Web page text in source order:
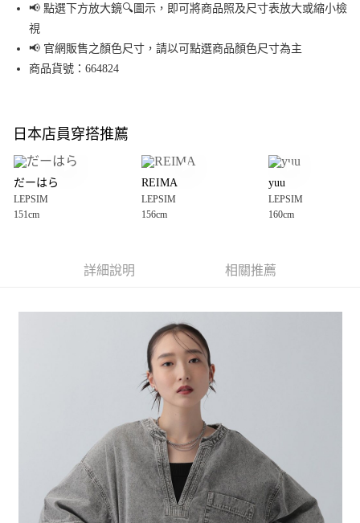
Apple Pay
街口支付
悠遊付
全盈+PAY
大哥付你分期
【大哥付你分期使用說明】
1.本服務由台灣大哥大提供，台灣大哥大用戶可立即使用無須另外申請。
2.付款方式選擇「大哥付你分期」，訂單成立後會自動跳轉到大哥付的交易
3.實際核准額度、可分期數及費用金額請依後續交易確認頁面所載為準。
4.訂單成立30分鐘內，如未前往確認交易或遇審核未通過，訂單將自動取
1.分期款項不併入電信帳單，「大哥付你分期」於每月結算日後寄送繳費提
2.透過簡訊連結打開帳單後，可選擇「超商條碼／台灣大直營門市／銀行轉
帳／街口支付／iPASS MONEY」等通路繳費。
1.本服務係由「台灣大哥大股份有限公司」（以下簡稱本公司）所提供，讓
用戶於交易時，得透過本服務購買商品或服務，並由商店將買賣／分期付款
買賣價金債權讓與本公司後，依約使用本公司帳單繳交帳款。
2.基於同意付款使用「大哥付你分期」之契約關係目的，商店將以您的個人
資料（包含姓名、電話或地址）提供予台灣大哥大進項蒐集、處理及利用，
由本公司與您本人進行分期帳單所需資料之確認、核對及更正。
3.完整用戶服務條款，請詳閱以下連結： https://oppay.tw/userRule
AFTEE先享後付
３．安心：先確認商品／服務後，再付款。
【「AFTEE先享後付」結帳流程】
１．於結帳方式選擇「AFTEE先享後付」後，將跳轉至「AFTEE先享後付」
結帳頁面，進行簡訊認證並確認金額後，即可完成結帳。
２．訂單成立數日內，您將收到繳費通知簡訊。
３．收到繳費通知簡訊後14天內，點擊此簡訊中的連結，可透過四大超商／
ATM／網路銀行／等多元方式進行付款，方視為交易完成。
※ 請注意：結帳手續完成當下不需立刻繳費，但若您需要取消訂單，請聯絡
購買商品的店家。未經商家同意取消之訂單仍視為有效，需透過AFTEE先享
後付繳納相關費用。
※ 交易是否成功請以「AFTEE先享後付 」之結帳頁面顯示為準，若有關於
是否繳費成功／繳費後需取消欲退款等相關疑問，請聯繫「AFTEE先享後付
客戶支援中心」https://netprotections.freshdesk.com/support/home
每筆NT$80，滿NT$888(含以上)免運費
每筆NT$80，滿NT$888(含以上)免運費
每筆NT$80，滿NT$1,500(含以上)免運費
每筆NT$80，滿NT$1,500(含以上)免運費
每筆NT$80，滿NT$1,500(含以上)免運費
📢 點選下方放大鏡🔍圖示，即可將商品照及尺寸表放大或縮小檢
視
📢 官網販售之顏色尺寸，請以可點選商品顏色尺寸為主
商品貨號：664824
日本店員穿搭推薦
だーはら
LEPSIM
151cm
REIMA
LEPSIM
156cm
yuu
LEPSIM
160cm
詳細說明 相關推薦